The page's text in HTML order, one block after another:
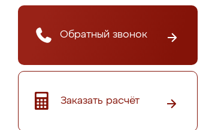
Обратный звонок
Заказать расчёт